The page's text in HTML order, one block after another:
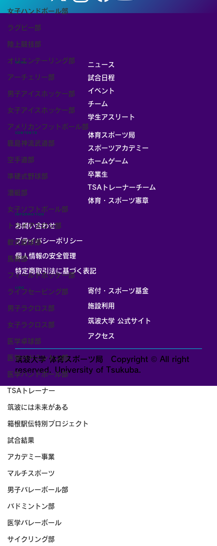
女子ハンドボール部
ラグビー部
陸上競技部
オリエンテーリング部
アーチェリー部
男子アイスホッケー部
女子アイスホッケー部
アメリカンフットボール部
鹿島神流武道部
空手道部
準硬式野球部
漕艇部
女子ソフトボール部
トライアスロン部
軟式庭球部
馬術部
フィールドホッケー部
ライフセービング部
男子ラクロス部
女子ラクロス部
医学卓球部
医学バドミントン部
医学ハンドボール部
TSAトレーナー
筑波には未来がある
箱根駅伝特別プロジェクト
試合結果
アカデミー事業
マルチスポーツ
男子バレーボール部
バドミントン部
医学バレーボール
サイクリング部
ニュース
試合日程
イベント
チーム
学生アスリート
MENU
体育スポーツ局
スポーツアカデミー
ホームゲーム
卒業生
TSAトレーナーチーム
体育・スポーツ憲章
CONTENTS
寄付・スポーツ基金
施設利用
筑波大学 公式サイト
アクセス
LINK
INFORMATION
お問い合わせ
プライバシーポリシー
個人情報の安全管理
​特定商取引法に基づく表記
筑波大学 体育スポーツ局 Copyright © All right
reserved. University of Tsukuba.